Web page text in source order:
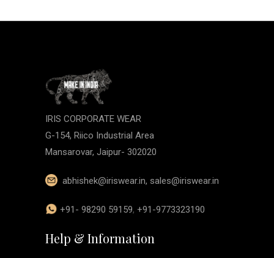
IRIS CORPORATE WEAR
G-154, Riico Industrial Area
Mansarovar, Jaipur- 302020
abhishek@iriswear.in, sales@iriswear.in
+91- 98290 59159, +91-9773323190
Help & Information